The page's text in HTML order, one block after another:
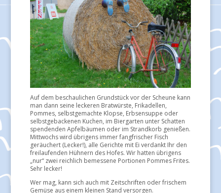
Auf dem beschaulichen Grundstück vor der Scheune kann
man dann seine leckeren Bratwürste, Frikadellen,
Pommes, selbstgemachte Klopse, Erbsensuppe oder
selbstgebackenen Kuchen, im Biergarten unter Schatten
spendenden Apfelbäumen oder im Strandkorb genießen.
Mittwochs wird übrigens immer fangfrischer Fisch
geräuchert (Lecker!), alle Gerichte mit Ei verdankt Ihr den
freilaufenden Hühnern des Hofes. Wir hatten übrigens
„nur“ zwei reichlich bemessene Portionen Pommes Frites.
Sehr lecker!
Wer mag, kann sich auch mit Zeitschriften oder frischem
Gemüse aus einem kleinen Stand versorgen.